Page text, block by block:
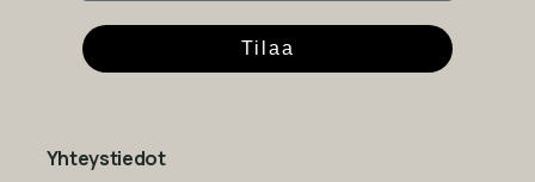
Tilaa
Yhteystiedot